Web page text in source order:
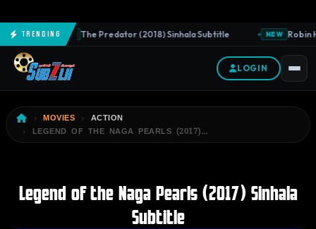
TrendingNEW The Predator (2018) Sinhala Subtitle NEW Robin
LOGIN
MOVIES
ACTION
LEGEND OF THE NAGA PEARLS (2017)…
Legend of the Naga Pearls (2017) Sinhala
Subtitle